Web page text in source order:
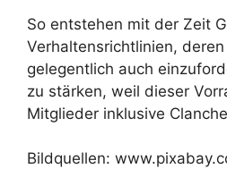
So entstehen mit der Zeit
Verhaltensrichtlinien,
gelegentlich auch
zu stärken, weil dieser
Mitglieder inklusive
Bildquellen: